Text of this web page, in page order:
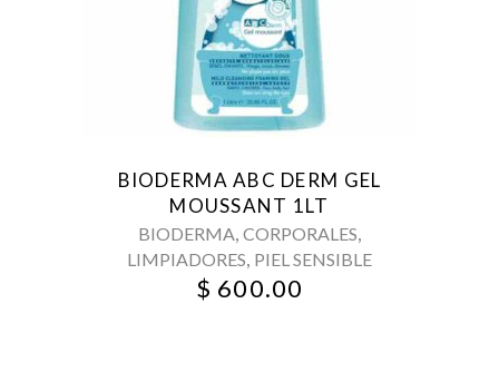
BIODERMA ABC DERM GEL
MOUSSANT 1LT
BIODERMA, CORPORALES,
LIMPIADORES, PIEL SENSIBLE
$ 600.00